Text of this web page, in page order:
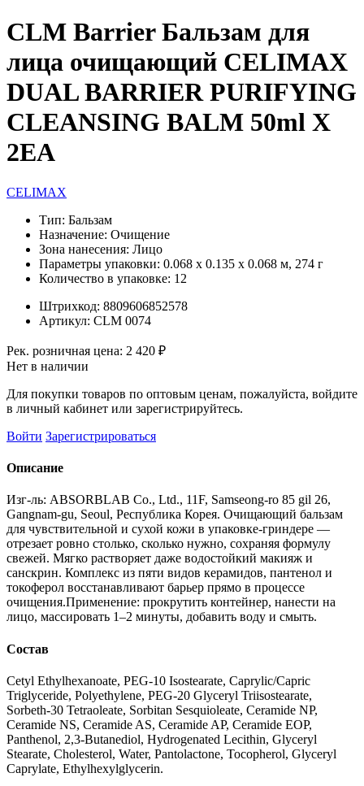
CLM Barrier Бальзам для
лица очищающий CELIMAX
DUAL BARRIER PURIFYING
CLEANSING BALM 50ml X
2EA
CELIMAX
Тип: Бальзам
Назначение: Очищение
Зона нанесения: Лицо
Параметры упаковки: 0.068 x 0.135 x 0.068 м, 274 г
Количество в упаковке: 12
Штрихкод: 8809606852578
Артикул: CLM 0074
Рек. розничная цена: 2 420 ₽
Нет в наличии
Для покупки товаров по оптовым ценам, пожалуйста, войдите
в личный кабинет или зарегистрируйтесь.
Войти Зарегистрироваться
Описание
Изг-ль: ABSORBLAB Co., Ltd., 11F, Samseong-ro 85 gil 26,
Gangnam-gu, Seoul, Республика Корея. Очищающий бальзам
для чувствительной и сухой кожи в упаковке-гриндере —
отрезает ровно столько, сколько нужно, сохраняя формулу
свежей. Мягко растворяет даже водостойкий макияж и
санскрин. Комплекс из пяти видов керамидов, пантенол и
токоферол восстанавливают барьер прямо в процессе
очищения.Применение: прокрутить контейнер, нанести на
лицо, массировать 1–2 минуты, добавить воду и смыть.
Состав
Cetyl Ethylhexanoate, PEG-10 Isostearate, Caprylic/Capric
Triglyceride, Polyethylene, PEG-20 Glyceryl Triisostearate,
Sorbeth-30 Tetraoleate, Sorbitan Sesquioleate, Ceramide NP,
Ceramide NS, Ceramide AS, Ceramide AP, Ceramide EOP,
Panthenol, 2,3-Butanediol, Hydrogenated Lecithin, Glyceryl
Stearate, Cholesterol, Water, Pantolactone, Tocopherol, Glyceryl
Caprylate, Ethylhexylglycerin.